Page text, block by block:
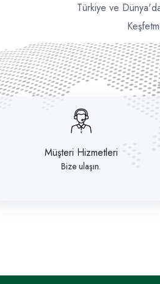
Türkiye ve
Müşteri Hizmetleri
Bize ulaşın.